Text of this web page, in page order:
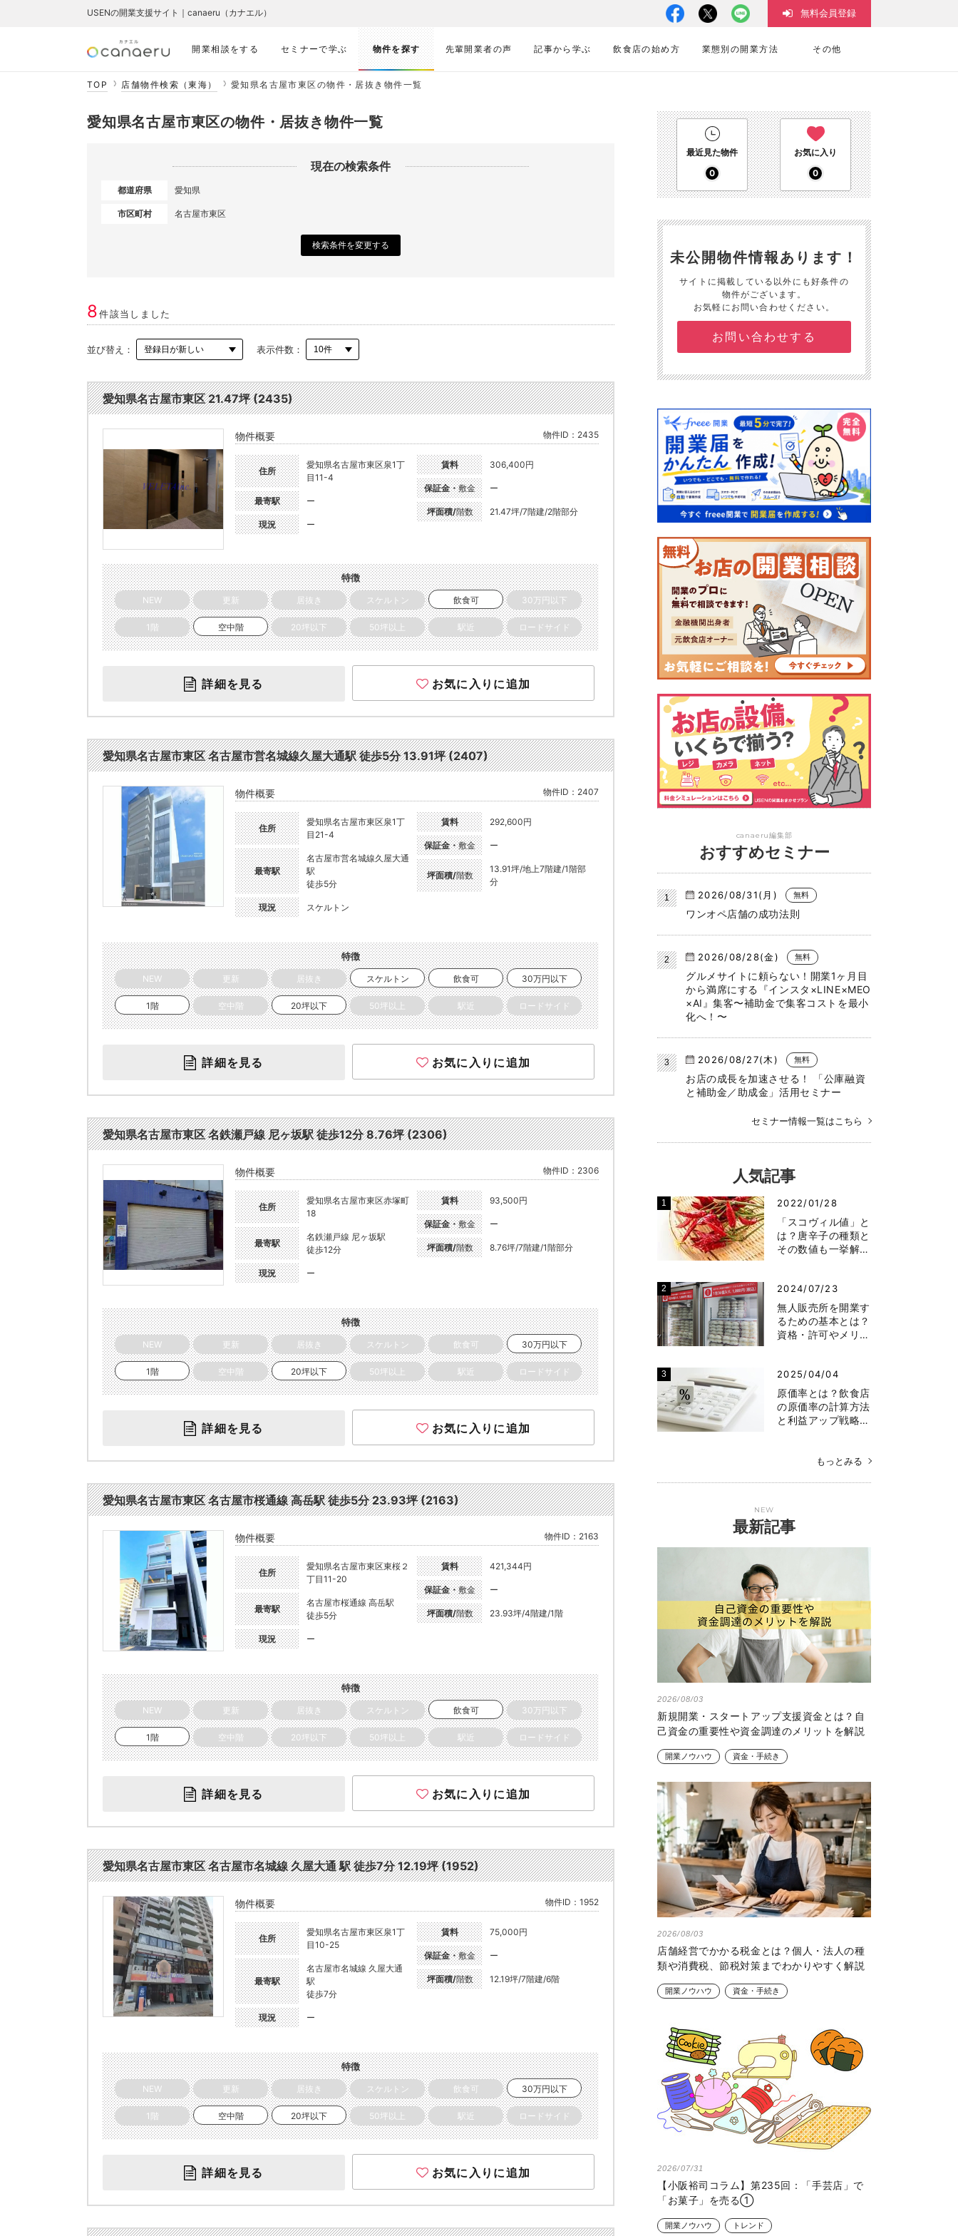
開業相談をする セミナーで学ぶ 物件を探す 先輩開業者の声 記事から学ぶ 飲食店の始め方 業態別の開業方法 その他
USENの開業支援サイト｜canaeru（カナエル） 無料会員登録
TOP 店舗物件検索（東海） 愛知県名古屋市東区の物件・居抜き物件一覧
愛知県名古屋市東区の物件・居抜き物件一覧
現在の検索条件
都道府県 愛知県
市区町村 名古屋市東区
検索条件を変更する
8件該当しました
並び替え： 表示件数：
愛知県名古屋市東区 21.47坪 (2435)
物件概要 物件ID：2435
住所
愛知県名古屋市東区泉1丁
目11-4
最寄駅 ー
現況 ー
賃料 306,400円
保証金・敷金 ー
坪面積/階数 21.47坪/7階建/2階部分
特徴
NEW 更新 居抜き スケルトン 飲食可 30万円以下
1階 空中階 20坪以下 50坪以上 駅近 ロードサイド
詳細を見る お気に入りに追加
愛知県名古屋市東区 名古屋市営名城線久屋大通駅 徒歩5分 13.91坪 (2407)
物件概要 物件ID：2407
住所
愛知県名古屋市東区泉1丁
目21-4
最寄駅
名古屋市営名城線久屋大通
駅
徒歩5分
現況 スケルトン
賃料 292,600円
保証金・敷金 ー
坪面積/階数
13.91坪/地上7階建/1階部
分
特徴
NEW 更新 居抜き スケルトン 飲食可 30万円以下
1階 空中階 20坪以下 50坪以上 駅近 ロードサイド
詳細を見る お気に入りに追加
愛知県名古屋市東区 名鉄瀬戸線 尼ヶ坂駅 徒歩12分 8.76坪 (2306)
物件概要 物件ID：2306
住所
愛知県名古屋市東区赤塚町
18
最寄駅
名鉄瀬戸線 尼ヶ坂駅
徒歩12分
現況 ー
賃料 93,500円
保証金・敷金 ー
坪面積/階数 8.76坪/7階建/1階部分
特徴
NEW 更新 居抜き スケルトン 飲食可 30万円以下
1階 空中階 20坪以下 50坪以上 駅近 ロードサイド
詳細を見る お気に入りに追加
愛知県名古屋市東区 名古屋市桜通線 高岳駅 徒歩5分 23.93坪 (2163)
物件概要 物件ID：2163
住所
愛知県名古屋市東区東桜２
丁目11-20
最寄駅
名古屋市桜通線 高岳駅
徒歩5分
現況 ー
賃料 421,344円
保証金・敷金 ー
坪面積/階数 23.93坪/4階建/1階
特徴
NEW 更新 居抜き スケルトン 飲食可 30万円以下
1階 空中階 20坪以下 50坪以上 駅近 ロードサイド
詳細を見る お気に入りに追加
愛知県名古屋市東区 名古屋市名城線 久屋大通 駅 徒歩7分 12.19坪 (1952)
物件概要 物件ID：1952
住所
愛知県名古屋市東区泉1丁
目10-25
最寄駅
名古屋市名城線 久屋大通
駅
徒歩7分
現況 ー
賃料 75,000円
保証金・敷金 ー
坪面積/階数 12.19坪/7階建/6階
特徴
NEW 更新 居抜き スケルトン 飲食可 30万円以下
1階 空中階 20坪以下 50坪以上 駅近 ロードサイド
詳細を見る お気に入りに追加
最近見た物件
0
お気に入り
0
未公開物件情報あります！
サイトに掲載している以外にも好条件の
物件がございます。
お気軽にお問い合わせください。
お問い合わせする
canaeru編集部
おすすめセミナー
2026/08/31(月) 無料
ワンオペ店舗の成功法則
2026/08/28(金) 無料
グルメサイトに頼らない！開業1ヶ月目
から満席にする『インスタ×LINE×MEO
×AI』集客〜補助金で集客コストを最小
化へ！〜
2026/08/27(木) 無料
お店の成長を加速させる！ 「公庫融資
と補助金／助成金」活用セミナー
セミナー情報一覧はこちら
人気記事
2022/01/28
「スコヴィル値」と
は？唐辛子の種類と
その数値も一挙解…
2024/07/23
無人販売所を開業す
るための基本とは？
資格・許可やメリ…
2025/04/04
原価率とは？飲食店
の原価率の計算方法
と利益アップ戦略…
もっとみる
NEW
最新記事
2026/08/03
新規開業・スタートアップ支援資金とは？自
己資金の重要性や資金調達のメリットを解説
開業ノウハウ 資金・手続き
2026/08/03
店舗経営でかかる税金とは？個人・法人の種
類や消費税、節税対策までわかりやすく解説
開業ノウハウ 資金・手続き
2026/07/31
【小阪裕司コラム】第235回：「手芸店」で
「お菓子」を売る①
開業ノウハウ トレンド